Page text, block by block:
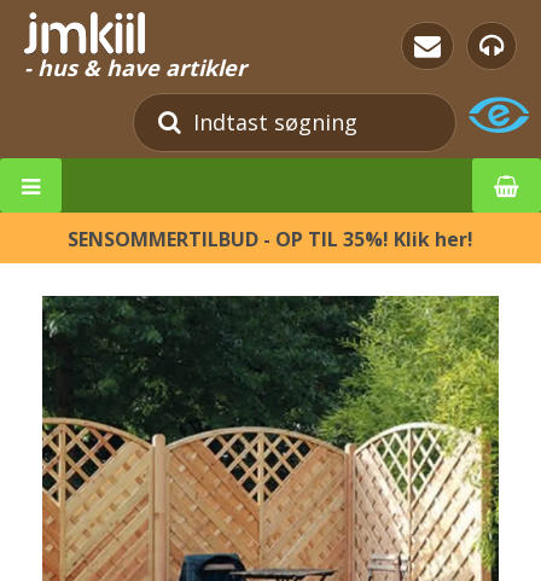
- hus & have artikler
SENSOMMERTILBUD - OP TIL 35%! Klik her!